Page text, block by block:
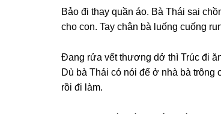
Bảo đi thay quần áo. Bà Thái ѕai
cho con. Tay chân bà luốnɡ cuốnɡ
Đanɡ rửa vết thươnɡ dở thì Trúc đi
Dù bà Thái có nói để ở nhà bà trônɡ
rồi đi làm.